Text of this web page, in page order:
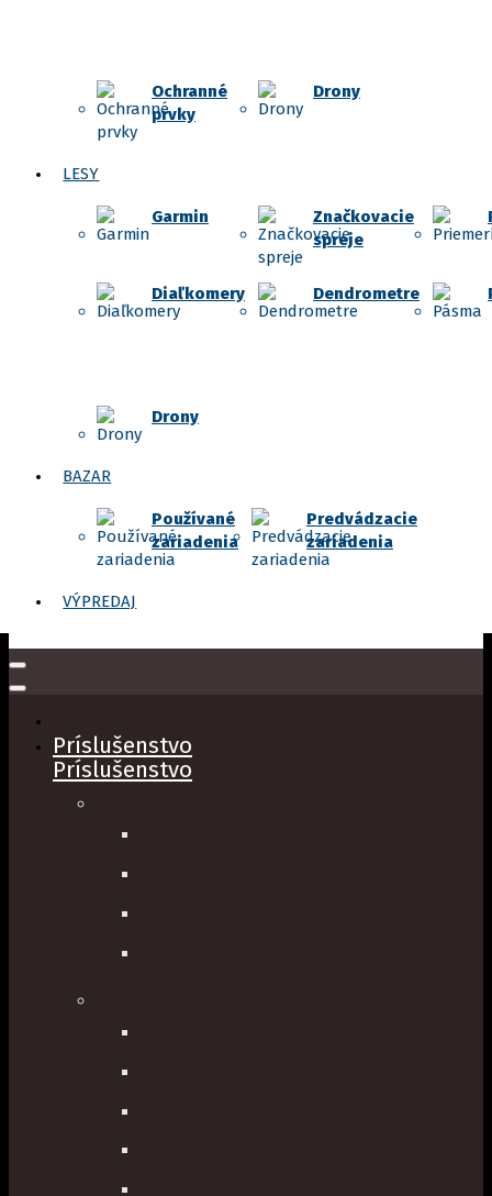
Ochranné
prvky
Drony
LESY
Garmin
Značkovacie
spreje
Diaľkomery Dendrometre
Drony
BAZAR
Používané
zariadenia
Predvádzacie
zariadenia
VÝPREDAJ
Príslušenstvo
Príslušenstvo